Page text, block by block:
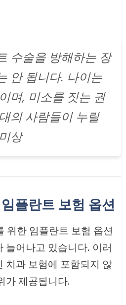
수술을 방해하는 장
안 됩니다. 나이는
며, 미소를 짓는 권
의 사람들이 누릴
상
플란트 보험 옵션
위한 임플란트 보험 옵션
늘어나고 있습니다. 이러
치과 보험에 포함되지 않
가 제공됩니다.